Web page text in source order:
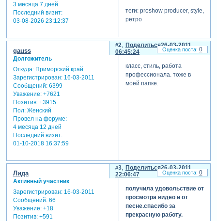
3 месяца 7 дней
Последний визит:
03-08-2026 23:12:37
теги: proshow producer, style,
ретро
Поделиться
2
26-03-2011
06:45:24
gauss
Долгожитель
Откуда:Приморский край
Зарегистрирован: 16-03-2011
Сообщений:6399
Уважение: +7621
Позитив: +3915
Пол:Женский
Провел на форуме:
4 месяца 12 дней
Последний визит:
01-10-2018 16:37:59
класс, стиль, работа
профессионала. тоже в
моей папке.
0
Поделиться
3
26-03-2011
22:06:47
Лида
Активный участник
Зарегистрирован: 16-03-2011
Сообщений:66
Уважение: +18
Позитив: +591
получила удовольствие от
просмотра видео и от
песне.спасибо за
прекрасную работу.
0